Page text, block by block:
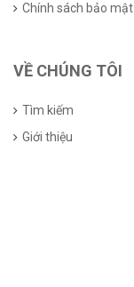
Chính sách bảo mật
VỀ CHÚNG TÔI
Tìm kiếm
Giới thiệu